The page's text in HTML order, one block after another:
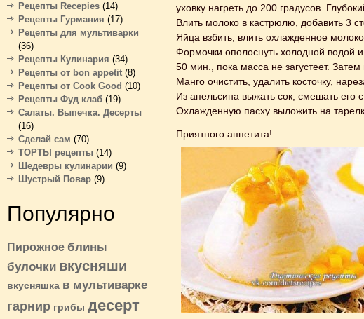
Рецепты Recepies (14)
Рецепты Гурмания (17)
Рецепты для мультиварки
(36)
Рецепты Кулинария (34)
Рецепты от bon appetit (8)
Рецепты от Cook Good (10)
Рецепты Фуд клаб (19)
Салаты. Выпечка. Десерты
(16)
Сделай сам (70)
ТОРТЫ рецепты (14)
Шедевры кулинарии (9)
Шустрый Повар (9)
Популярно
Пирожное блины
булочки вкусняши
вкусняшка в мультиварке
гарнир грибы десерт
уховку нагреть до 200 градусов.
Влить молоко в кастрюлю, добавить 3
Яйца взбить, влить охлажденное
Формочки ополоснуть холодной водой
50 мин., пока масса не загустеет. Затем
Манго очистить, удалить косточку,
Из апельсина выжать сок, смешать его
Охлажденную пасху выложить на
Приятного аппетита!